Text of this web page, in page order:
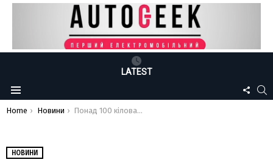
LATEST
Menu
US
You are here:
Home Новини Понад 100 кіловат у “базі” за ті ж гроші: Porsche Taycan втратив меншу батарею
НОВИНИ